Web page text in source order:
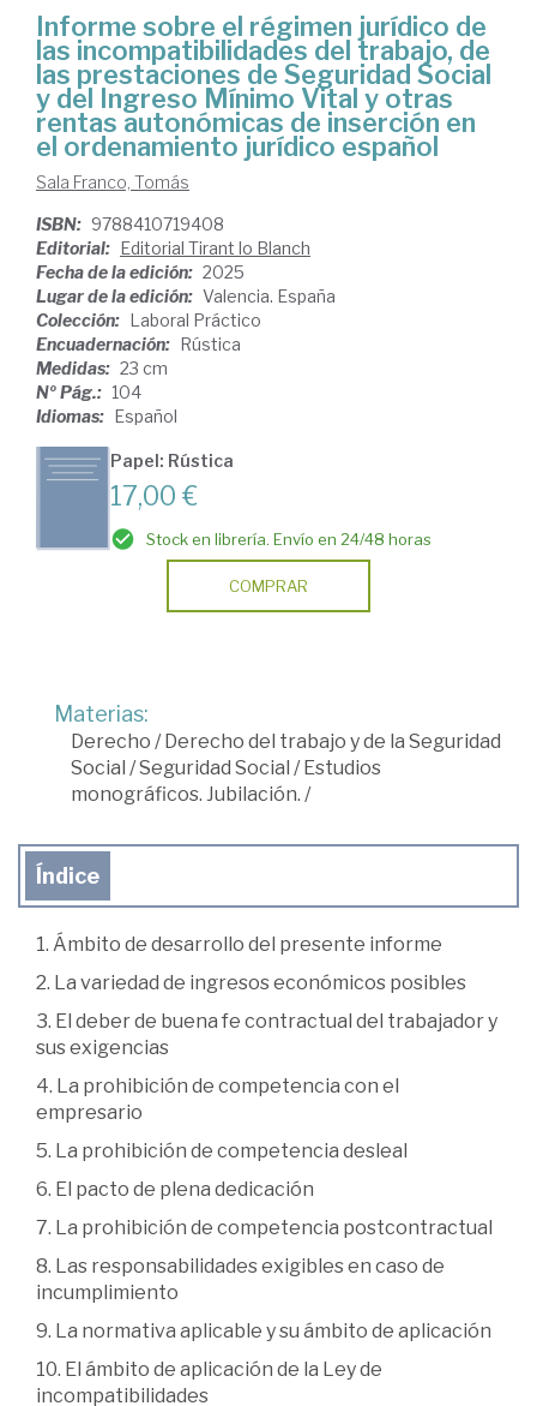
Informe sobre el régimen jurídico de
las incompatibilidades del trabajo, de
las prestaciones de Seguridad Social
y del Ingreso Mínimo Vital y otras
rentas autonómicas de inserción en
el ordenamiento jurídico español
Sala Franco, Tomás
ISBN: 9788410719408
Editorial: Editorial Tirant lo Blanch
Fecha de la edición: 2025
Lugar de la edición: Valencia. España
Colección: Laboral Práctico
Encuadernación: Rústica
Medidas: 23 cm
Nº Pág.: 104
Idiomas: Español
Papel: Rústica
17,00 €
Stock en librería. Envío en 24/48 horas
COMPRAR
Materias:
Derecho / Derecho del trabajo y de la Seguridad
Social /Seguridad Social / Estudios
monográficos. Jubilación. /
Índice
1. Ámbito de desarrollo del presente informe
2. La variedad de ingresos económicos posibles
3. El deber de buena fe contractual del trabajador y
sus exigencias
4. La prohibición de competencia con el
empresario
5. La prohibición de competencia desleal
6. El pacto de plena dedicación
7. La prohibición de competencia postcontractual
8. Las responsabilidades exigibles en caso de
incumplimiento
9. La normativa aplicable y su ámbito de aplicación
10. El ámbito de aplicación de la Ley de
incompatibilidades